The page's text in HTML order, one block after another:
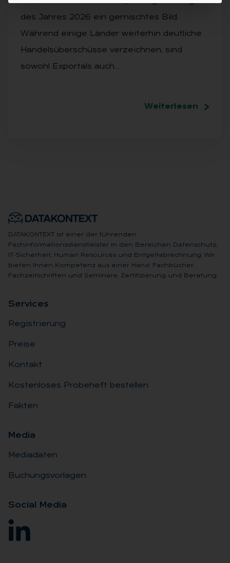
des Jahres 2026 ein gemischtes Bild.
Während einige Länder weiterhin deutliche
Handelsüberschüsse verzeichnen, sind
sowohl Exportals auch…
Weiterlesen
DATAKONTEXT ist einer der führenden
Fachinformationsdienstleister in den Bereichen Datenschutz,
IT-Sicherheit, Human Resources und Entgeltabrechnung. Wir
bieten Ihnen Kompetenz aus einer Hand: Fachbücher,
Fachzeitschriften und Seminare, Zertifizierung und Beratung.
Ser­vices
Registrierung
Preise
Kontakt
Kostenloses Probeheft bestellen
Fakten
Me­dia
Mediadaten
Buchungsvorlagen
So­ci­al Me­dia